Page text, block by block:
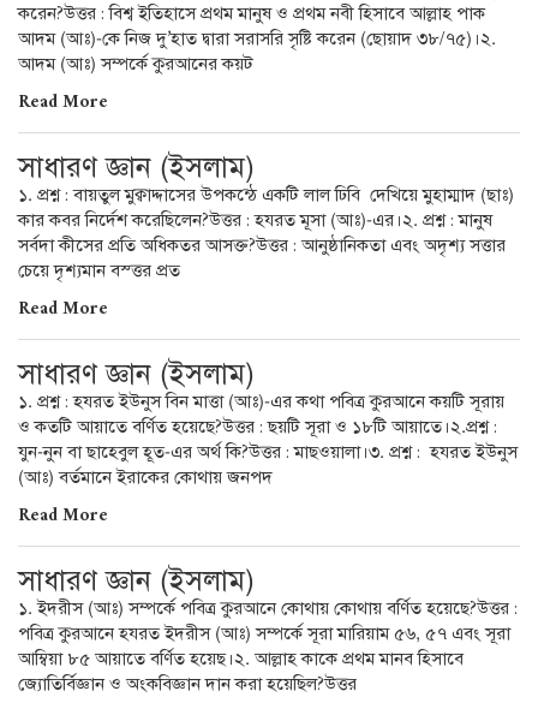
করেন?উত্তর : বিশ্ব ইতিহাসে প্রথম মানুষ ও প্রথম নবী হিসাবে আল্লাহ পাক
আদম (আঃ)-কে নিজ দু’হাত দ্বারা সরাসরি সৃষ্টি করেন (ছোয়াদ ৩৮/৭৫)।২.
আদম (আঃ) সম্পর্কে কুরআনের কয়ট
Read More
সাধারণ জ্ঞান (ইসলাম)
১. প্রশ্ন : বায়তুল মুক্বাদ্দাসের উপকন্ঠে একটি লাল ঢিবি দেখিয়ে মুহাম্মাদ (ছাঃ)
কার কবর নির্দেশ করেছিলেন?উত্তর : হযরত মূসা (আঃ)-এর।২. প্রশ্ন : মানুষ
সর্বদা কীসের প্রতি অধিকতর আসক্ত?উত্তর : আনুষ্ঠানিকতা এবং অদৃশ্য সত্তার
চেয়ে দৃশ্যমান বস্ত্তর প্রত
Read More
সাধারণ জ্ঞান (ইসলাম)
১. প্রশ্ন : হযরত ইউনুস বিন মাত্তা (আঃ)-এর কথা পবিত্র কুরআনে কয়টি সূরায়
ও কতটি আয়াতে বর্ণিত হয়েছে?উত্তর : ছয়টি সূরা ও ১৮টি আয়াতে।২.প্রশ্ন :
যুন-নুন বা ছাহেবুল হূত-এর অর্থ কি?উত্তর : মাছওয়ালা।৩. প্রশ্ন : হযরত ইউনুস
(আঃ) বর্তমানে ইরাকের কোথায় জনপদ
Read More
সাধারণ জ্ঞান (ইসলাম)
১. ইদরীস (আঃ) সম্পর্কে পবিত্র কুরআনে কোথায় কোথায় বর্ণিত হয়েছে?উত্তর :
পবিত্র কুরআনে হযরত ইদরীস (আঃ) সম্পর্কে সূরা মারিয়াম ৫৬, ৫৭ এবং সূরা
আম্বিয়া ৮৫ আয়াতে বর্ণিত হয়েছ।২. আল্লাহ কাকে প্রথম মানব হিসাবে
জ্যোতির্বিজ্ঞান ও অংকবিজ্ঞান দান করা হয়েছিল?উত্তর